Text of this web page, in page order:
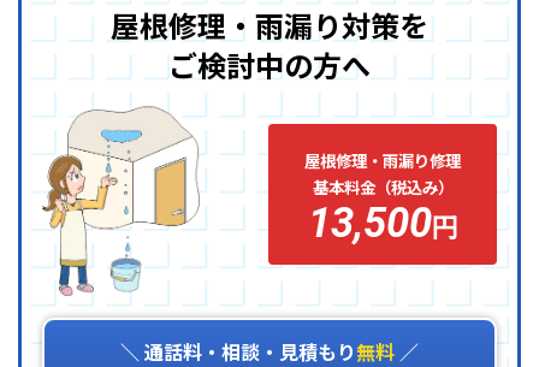
屋根修理・雨漏り対策を
ご検討中の方へ
屋根修理・雨漏り修理
基本料金（税込み）
13,500円
＼ 通話料・相談・見積もり無料 ／